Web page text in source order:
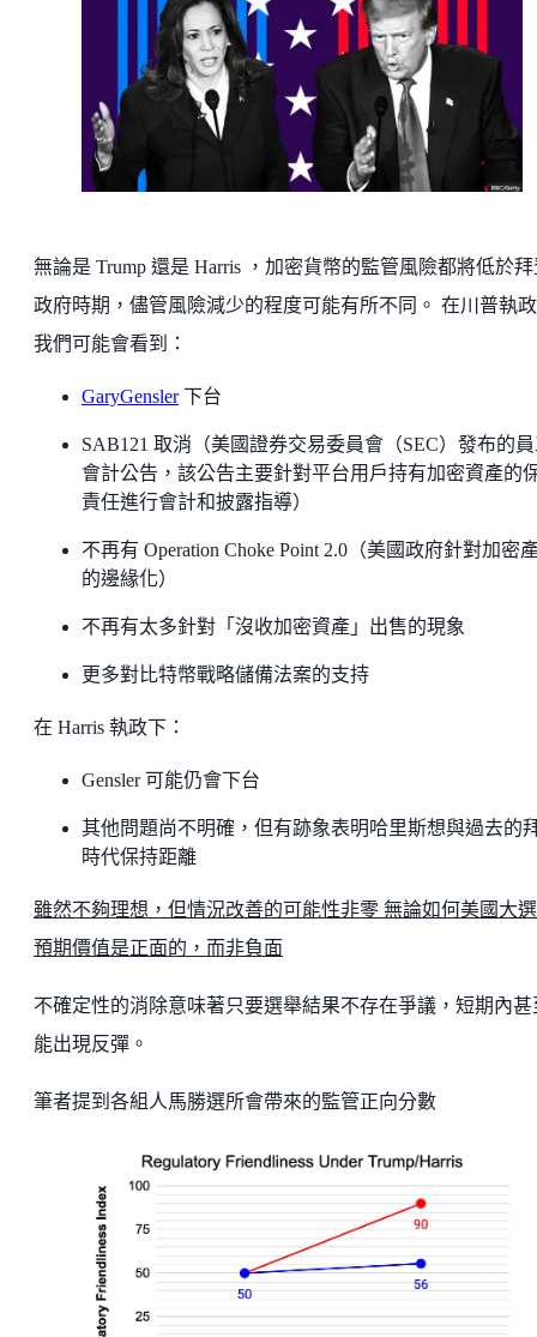
無論是 Trump 還是 Harris ，加密貨幣的監管風險都將低於
政府時期，儘管風險減少的程度可能有所不同。 在川普執
我們可能會看到：
GaryGensler下台
SAB121 取消（美國證券交易委員會（SEC）發布的
會計公告，該公告主要針對平台用戶持有加密資產的
責任進行會計和披露指導）
不再有 Operation Choke Point 2.0（美國政府針對加密
的邊緣化）
不再有太多針對「沒收加密資產」出售的現象
更多對比特幣戰略儲備法案的支持
在 Harris 執政下：
Gensler 可能仍會下台
其他問題尚不明確，但有跡象表明哈里斯想與過去的
時代保持距離
雖然不夠理想，但情況改善的可能性非零 無論如何美國大
預期價值是正面的，而非負面
不確定性的消除意味著只要選舉結果不存在爭議，短期內甚
能出現反彈。
筆者提到各組人馬勝選所會帶來的監管正向分數